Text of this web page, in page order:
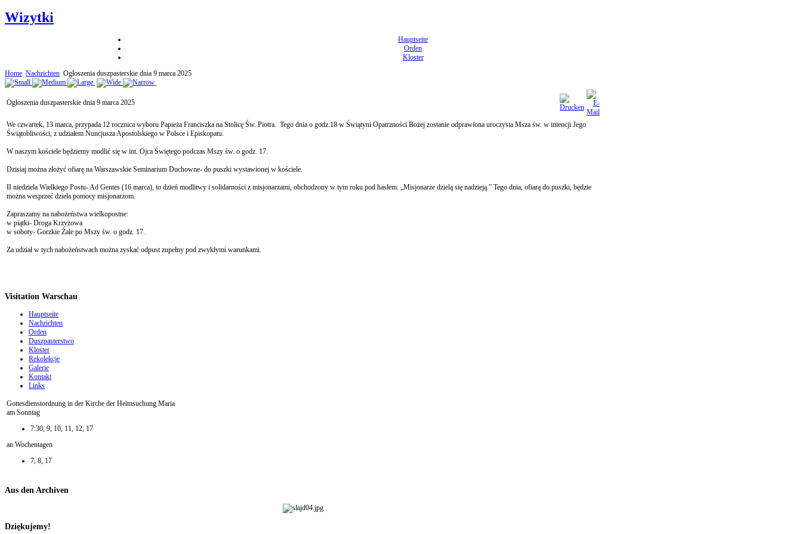
Wizytki
Hauptseite
Orden
Kloster
Home Nachrichten Ogłoszenia duszpasterskie dnia 9 marca 2025
Ogłoszenia duszpasterskie dnia 9 marca 2025
We czwartek, 13 marca, przypada 12 rocznica wyboru Papieża Franciszka na Stolicę Św. Piotra. Tego dnia o godz.18 w Świątyni Opatrzności Bożej zostanie odprawiona uroczysta Msza św. w intencji Jego
Świątobliwości, z udziałem Nuncjusza Apostolskiego w Polsce i Episkopatu.
W naszym kościele będziemy modlić się w int. Ojca Świętego podczas Mszy św. o godz. 17.
Dzisiaj można złożyć ofiarę na Warszawskie Seminarium Duchowne- do puszki wystawionej w kościele.
II niedziela Wielkiego Postu- Ad Gentes (16 marca), to dzień modlitwy i solidarności z misjonarzami, obchodzony w tym roku pod hasłem: „Misjonarze dzielą się nadzieją.” Tego dnia, ofiarą do puszki, będzie
można wesprzeć dzieła pomocy misjonarzom.
Zapraszamy na nabożeństwa wielkopostne:
w piątki- Droga Krzyżowa
w soboty- Gorzkie Żale po Mszy św. o godz. 17.
Za udział w tych nabożeństwach można zyskać odpust zupełny pod zwykłymi warunkami.
Visitation Warschau
Hauptseite
Nachrichten
Orden
Duszpasterstwo
Kloster
Rekolekcje
Galerie
Kontakt
Links
Gottesdienstordnung in der Kirche der Heimsuchung Maria
am Sonntag
7:30, 9, 10, 11, 12, 17
an Wochentagen
7, 8, 17
Aus den Archiven
Dziękujemy!